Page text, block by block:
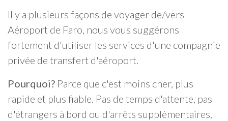
Il y a plusieurs façons de voyager de/vers
Aéroport de Faro, nous vous suggérons
fortement d'utiliser les services d'une compagnie
privée de transfert d'aéroport.
Pourquoi? Parce que c'est moins cher, plus
rapide et plus fiable. Pas de temps d'attente, pas
d'étrangers à bord ou d'arrêts supplémentaires,